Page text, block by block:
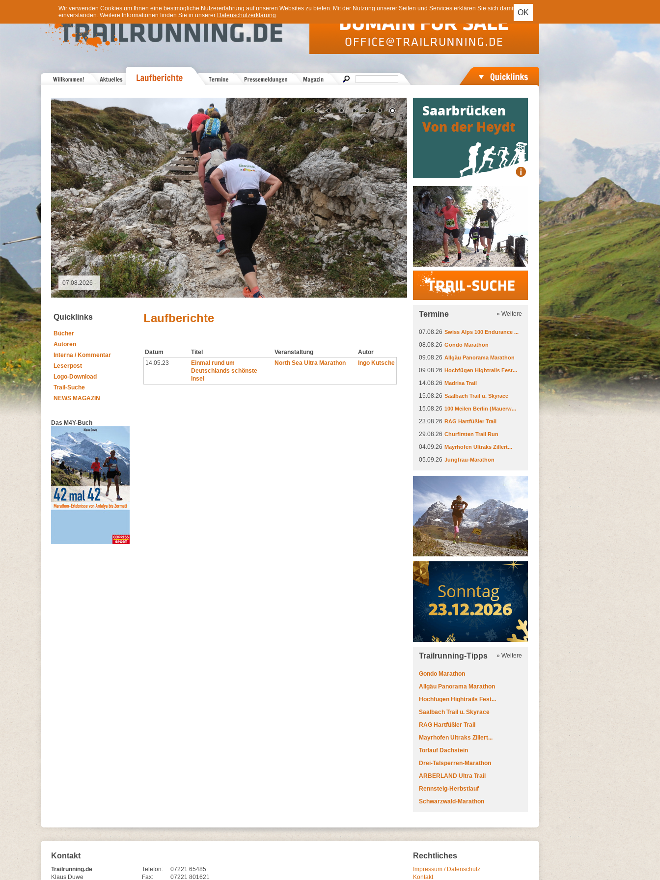
OK
Wir verwenden Cookies um Ihnen eine bestmögliche Nutzererfahrung auf unseren Websites zu bieten. Mit der Nutzung unserer Seiten und Services erklären Sie sich damit
einverstanden. Weitere Informationen finden Sie in unserer Datenschutzerklärung.
09.05.2026 - GutsMuths-Rennsteiglauf
Trail-Suche
Quicklinks
Bücher
Autoren
Interna / Kommentar
Leserpost
Logo-Download
Trail-Suche
NEWS MAGAZIN
Das M4Y-Buch
Laufberichte
Datum Titel Veranstaltung
Autor
14.05.23
Einmal rund um
Deutschlands schönste
Insel
North Sea Ultra Marathon Ingo Kutsche
Termine » Weitere
07.08.26 Swiss Alps 100 Endurance ...
08.08.26 Gondo Marathon
09.08.26 Allgäu Panorama Marathon
09.08.26 Hochfügen Hightrails Fest...
14.08.26 Madrisa Trail
15.08.26 Saalbach Trail u. Skyrace
15.08.26 100 Meilen Berlin (Mauerw...
23.08.26 RAG Hartfüßler Trail
29.08.26 Churfirsten Trail Run
04.09.26 Mayrhofen Ultraks Zillert...
05.09.26 Jungfrau-Marathon
Trailrunning-Tipps » Weitere
Gondo Marathon
Allgäu Panorama Marathon
Hochfügen Hightrails Fest...
Saalbach Trail u. Skyrace
RAG Hartfüßler Trail
Mayrhofen Ultraks Zillert...
Torlauf Dachstein
Drei-Talsperren-Marathon
ARBERLAND Ultra Trail
Rennsteig-Herbstlauf
Schwarzwald-Marathon
Kontakt
Trailrunning.de
Klaus Duwe
Telefon:
07221 65485
Fax:
07221 801621
Rechtliches
Impressum / Datenschutz
Kontakt